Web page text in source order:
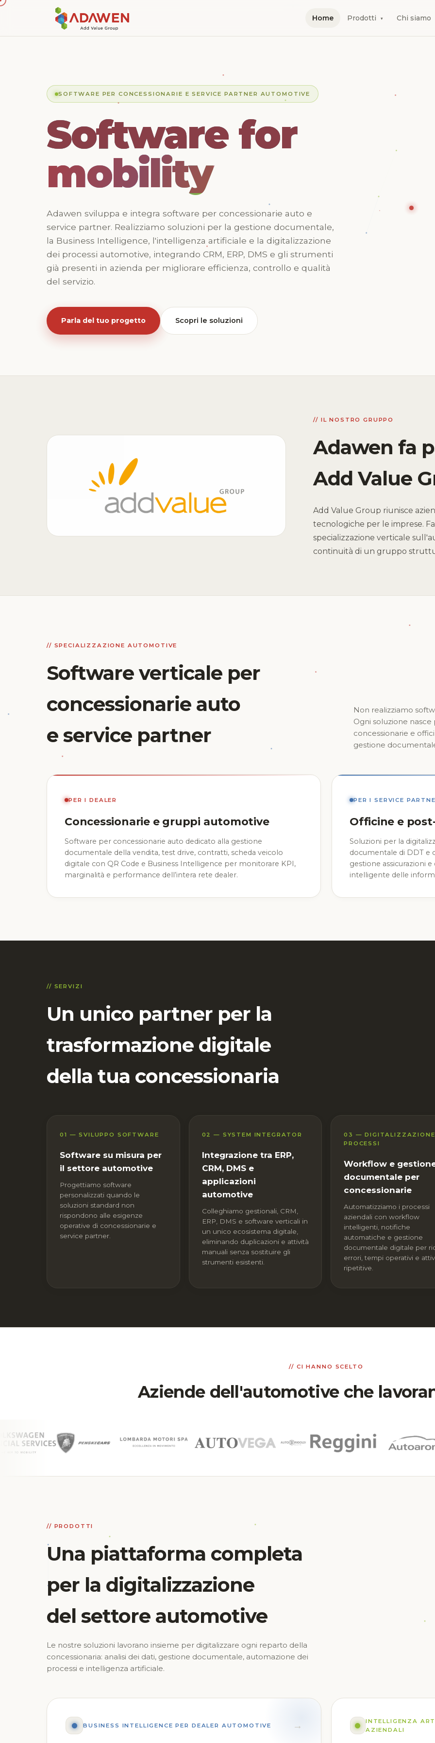
Home Prodotti ▾ Chi siamo
SOFTWARE PER CONCESSIONARIE E SERVICE PARTNER AUTOMOTIVE
Software for
mobility
Software for
mobility
Software for
mobility
Adawen sviluppa e integra software per concessionarie auto e
service partner. Realizziamo soluzioni per la gestione documentale,
la Business Intelligence, l'intelligenza artificiale e la digitalizzazione
dei processi automotive, integrando CRM, ERP, DMS e gli strumenti
già presenti in azienda per migliorare efficienza, controllo e qualità
del servizio.
Parla del tuo progetto Scopri le soluzioni
// IL NOSTRO GRUPPO
Adawen fa
Add Value
Add Value Group riunisce
tecnologiche per le imprese.
specializzazione verticale
continuità di un gruppo
// SPECIALIZZAZIONE AUTOMOTIVE
Software verticale per
concessionarie auto
e service partner
Non realizziamo
Ogni soluzione
concessionarie e
gestione
PER I DEALER
Concessionarie e gruppi automotive
Software per concessionarie auto dedicato alla gestione
documentale della vendita, test drive, contratti, scheda veicolo
digitale con QR Code e Business Intelligence per monitorare KPI,
marginalità e performance dell’intera rete dealer.
PER I SERVICE
Officine e
Soluzioni per la
documentale di DDT e
gestione assicurazioni
intelligente delle
// SERVIZI
Un unico partner per la
trasformazione digitale
della tua concessionaria
01 — SVILUPPO SOFTWARE
Software su misura per
il settore automotive
Progettiamo software
personalizzati quando le
soluzioni standard non
rispondono alle esigenze
operative di concessionarie e
service partner.
02 — SYSTEM INTEGRATOR
Integrazione tra ERP,
CRM, DMS e
applicazioni
automotive
Colleghiamo gestionali, CRM,
ERP, DMS e software verticali in
un unico ecosistema digitale,
eliminando duplicazioni e attività
manuali senza sostituire gli
strumenti esistenti.
03 — DIGITALIZZAZIONE
PROCESSI
Workflow e
documentale per
concessionarie
Automatizziamo i processi
aziendali con workflow
intelligenti, notifiche
automatiche e gestione
documentale digitale per
errori, tempi operativi e
ripetitive.
// CI HANNO SCELTO
Aziende dell'automotive che
// PRODOTTI
Una piattaforma completa
per la digitalizzazione
del settore automotive
Le nostre soluzioni lavorano insieme per digitalizzare ogni reparto della
concessionaria: analisi dei dati, gestione documentale, automazione dei
processi e intelligenza artificiale.
BUSINESS INTELLIGENCE PER DEALER AUTOMOTIVE →
INTELLIGENZA
AZIENDALI